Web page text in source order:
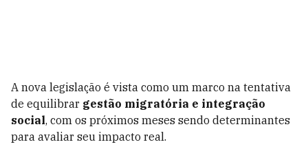
A nova legislação é vista como um marco na tentativa
de equilibrar gestão migratória e integração
social, com os próximos meses sendo determinantes
para avaliar seu impacto real.